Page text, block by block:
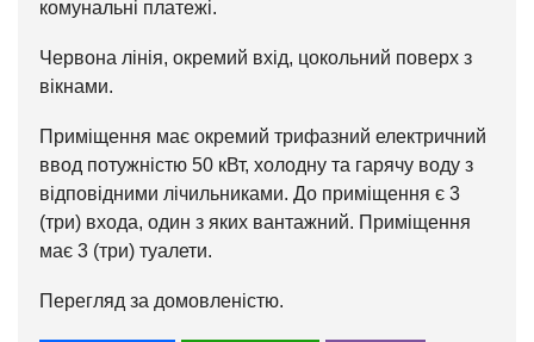
комунальні платежі.
Червона лінія, окремий вхід, цокольний поверх з
вікнами.
Приміщення має окремий трифазний електричний
ввод потужністю 50 кВт, холодну та гарячу воду з
відповідними лічильниками. До приміщення є 3
(три) входа, один з яких вантажний. Приміщення
має 3 (три) туалети.
Перегляд за домовленістю.